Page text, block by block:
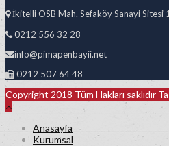
İkitelli OSB Mah. Sefaköy Sanayi Sitesi
0212 556 32 28
info@pimapenbayii.net
0212 507 64 48
Copyright 2018 Tüm Hakları saklıdır
Anasayfa
Kurumsal